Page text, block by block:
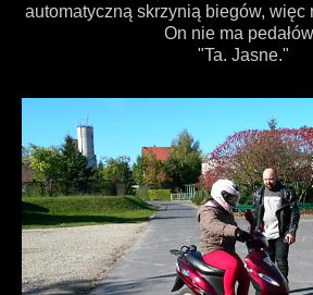
automatyczną skrzynią biegów, więc
On nie ma
"Ta. Jasne."